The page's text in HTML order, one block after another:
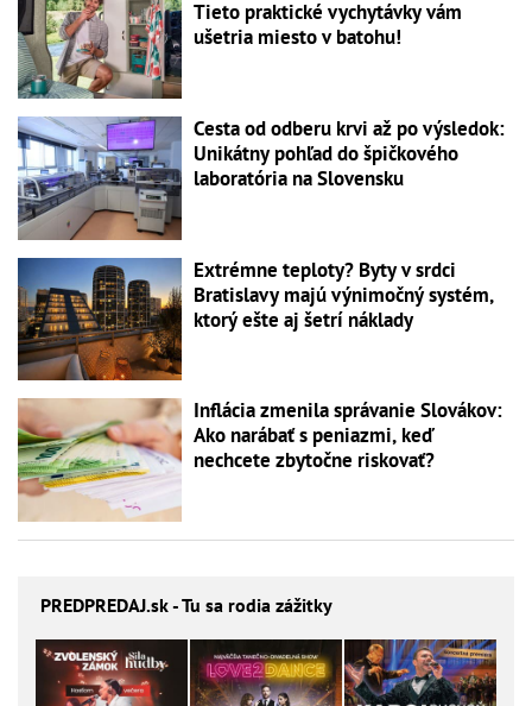
Tieto praktické vychytávky vám
ušetria miesto v batohu!
Cesta od odberu krvi až po výsledok:
Unikátny pohľad do špičkového
laboratória na Slovensku
Extrémne teploty? Byty v srdci
Bratislavy majú výnimočný systém,
ktorý ešte aj šetrí náklady
Inflácia zmenila správanie Slovákov:
Ako narábať s peniazmi, keď
nechcete zbytočne riskovať?
PREDPREDAJ.sk - Tu sa rodia zážitky